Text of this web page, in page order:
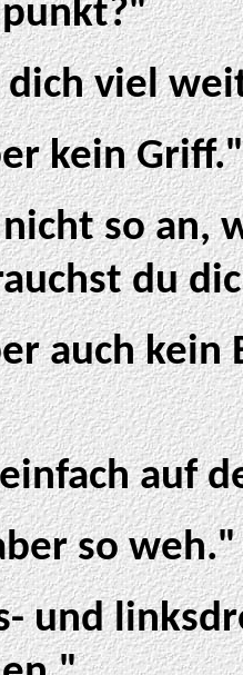
dich viel
kein Griff."
so an,
du
auch kein
auf
so weh."
und